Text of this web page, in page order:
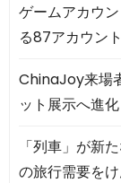
ゲームアカウ
る87アカウン
ChinaJoy来場
ット展示へ進化
「列車」が新
の旅行需要を